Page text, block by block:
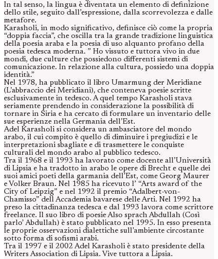
In tal senso, la lingua è diventata un elemento di definizione
dello stile, seguito dall’espressione, dalla scorrevolezza e dalle
metafore.
Karasholi, in modo significativo, definisce ciò come la propria
“doppia faccia”, che oscilla tra la grande tradizione linguistica
della poesia araba e la poesia di uso alquanto profano della
poesia tedesca moderna. ” Ho vissuto e tuttora vivo in due
mondi, due culture che possiedono differenti sistemi di
comunicazione. In relazione alla cultura, possiedo una doppia
identità.”
Nel 1978, ha pubblicato il libro Umarmung der Meridiane
(L’abbraccio dei Meridiani), che conteneva poesie scritte
esclusivamente in tedesco. A quel tempo Karasholi stava
seriamente prendendo in considerazione la possibilità di
tornare in Siria e ha cercato di formulare un inventario delle
sue esperienze nella Germania dell’Est.
Adel Karasholi si considera un ambasciatore del mondo
arabo, il cui compito è quello di diminuire i pregiudizi e le
interpretazioni sbagliate e di trasmettere le conquiste
culturali del mondo arabo al pubblico tedesco.
Tra il 1968 e il 1993 ha lavorato come docente all’Università
di Lipsia e ha tradotto in arabo le opere di Brecht e quelle dei
suoi amici poeti della garmania dell’Est, come Georg Maurer
e Volker Braun. Nel 1985 ha ricevuto l’ “Arts award of the
City of Leipzig” e nel 1992 il premio “Adalbert-von-
Chamisso” dell Accademia bavarese delle Arti. Nel 1992 ha
preso la cittadinanza tedesca e dal 1993 lavora come scrittore
freelance. Il suo libro di poesie Also sprach Abdullah (Così
parlo’ Abdullah) è stato pubblicato nel 1995. In esso presenta
le proprie osservazioni dialettiche sull’ambiente circostante
sotto forma di sofismi arabi.
Tra il 1997 e il 2002 Adel Karasholi è stato presidente della
Writers Association di Lipsia. Vive tuttora a Lipsia.